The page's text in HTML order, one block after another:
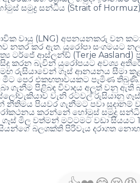
සමුද්‍ර සන්ධිය (Strait of
වායු (LNG)අපනයනකරු වන
නතර කර ඇත.යුරෝපා සංගමයට
ටර්ජේ ආස්ලන්ඩ් (Terje Aasland)
කරන බැවින් යුරෝපයට අවශ්‍ය
රුසියාවෙන් ගෑස් ආනයනය සීමා
පෙර එකඟතාවයකට පැමිණ තිබුණි
ගැනීම පිළිබඳ විවාදය අලුත් වනු ඇති
වැනි රටවල් රුසියානු
පියවර ගැනීමට පවා සූදානම්
කරන්නේ හෝමුස් සමුද්‍ර
මිල වත්මන් මට්ටමට වඩා සියයට
බලශක්ති පිරිවැය දරාගත